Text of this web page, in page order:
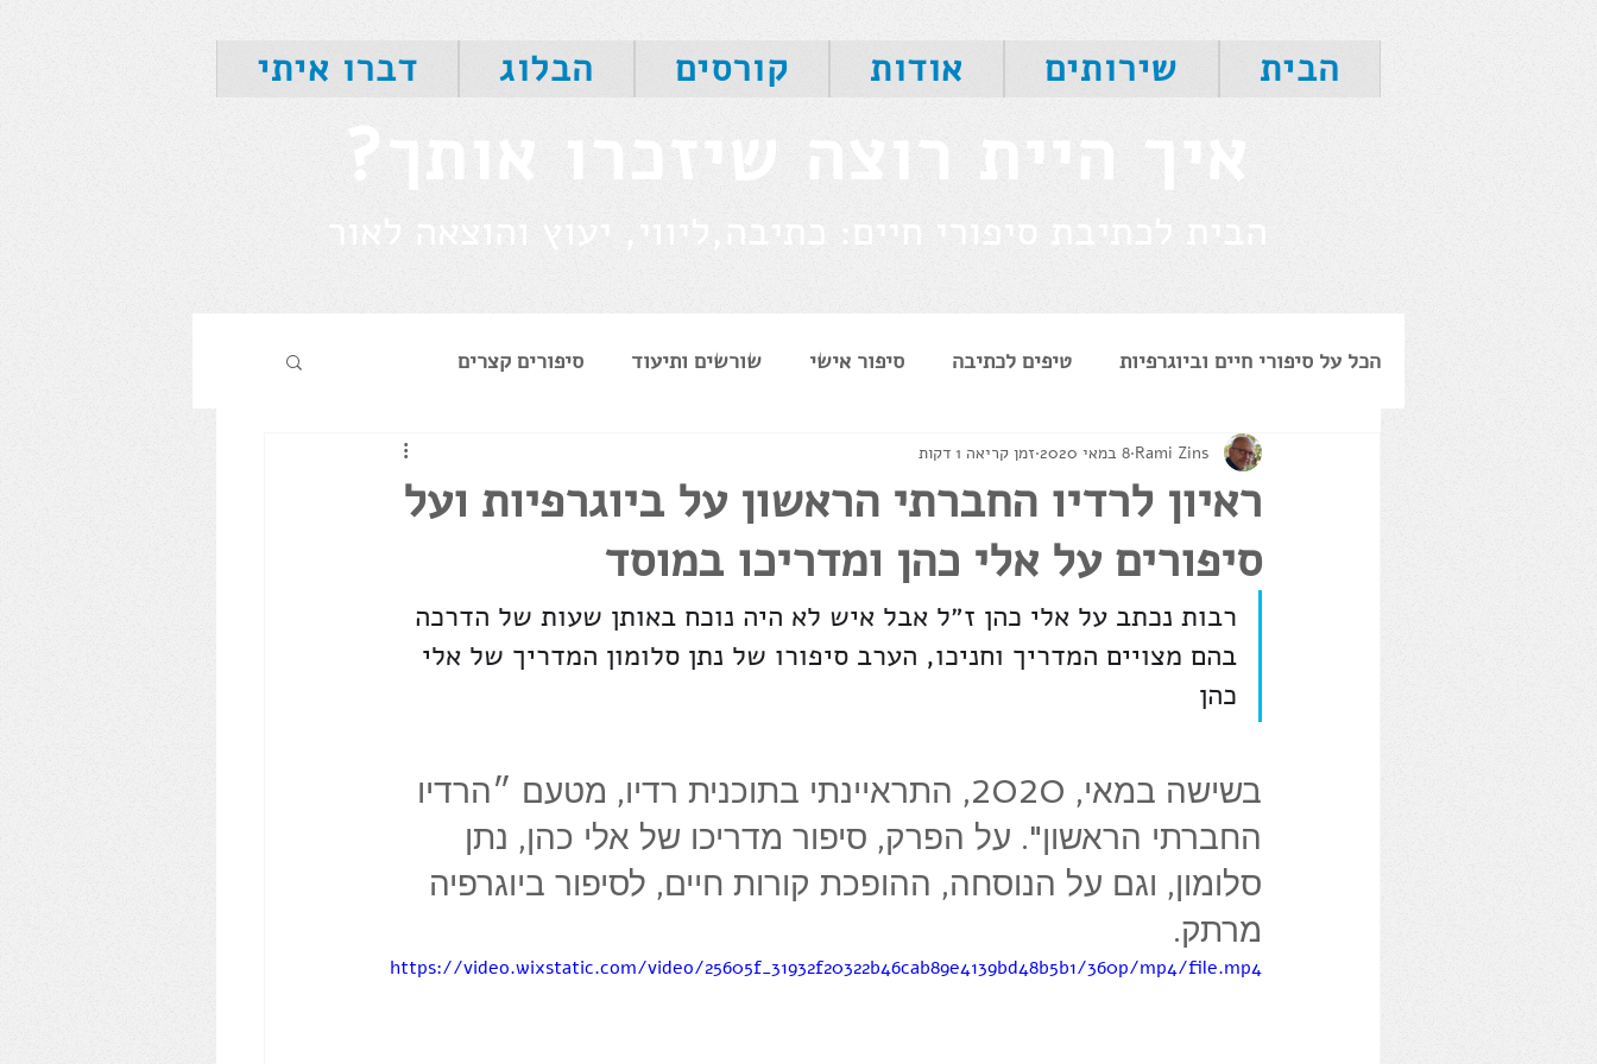
הבית שירותים אודות קורסים הבלוג דברו איתי
איך היית רוצה שיזכרו אותך?
הבית לכתיבת סיפורי חיים: כתיבה,ליווי, יעוץ והוצאה לאור
הכל על סיפורי חיים וביוגרפיות טיפים לכתיבה סיפור אישי שורשים ותיעוד סיפורים קצרים
ביוגרפיות אישיות הנצחה תיעוד וזיכרון
הרצאות אלי כהן
ראיון לרדיו החברתי הראשון על ביוגרפיות ועל
סיפורים על אלי כהן ומדריכו במוסד
Rami Zins 8 במאי 2020 זמן קריאה 1 דקות
רבות נכתב על אלי כהן ז״ל אבל איש לא היה נוכח באותן שעות של הדרכה
בהם מצויים המדריך וחניכו, הערב סיפורו של נתן סלומון המדריך של אלי
כהן
בשישה במאי, 2020, התראיינתי בתוכנית רדיו, מטעם ״הרדיו
החברתי הראשון". על הפרק, סיפור מדריכו של אלי כהן, נתן
סלומון, וגם על הנוסחה, ההופכת קורות חיים, לסיפור ביוגרפיה
מרתק.
https://video.wixstatic.com/video/25605f_31932f20322b46cab89e4139bd48b5b1/360p/mp4/file.mp4